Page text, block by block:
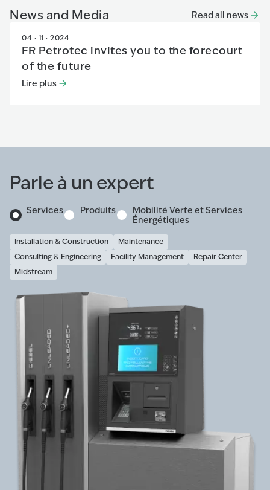
News and Media Read all news
04 · 11 · 2024
FR Petrotec invites you to the forecourt
of the future
Lire plus
Lire plus:FR Petrotec invites you to the forecourt of the
Parle à un expert
Services Produits
Mobilité Verte et Services
Énergétiques
Installation & Construction
Maintenance
Consulting & Engineering
Facility Management
Repair Center
Midstream